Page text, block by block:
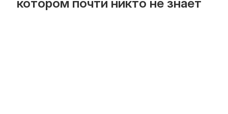
котором почти никто не знает